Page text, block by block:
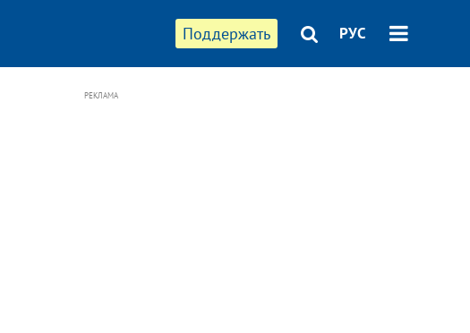
Поддержать РУС
РЕКЛАМА